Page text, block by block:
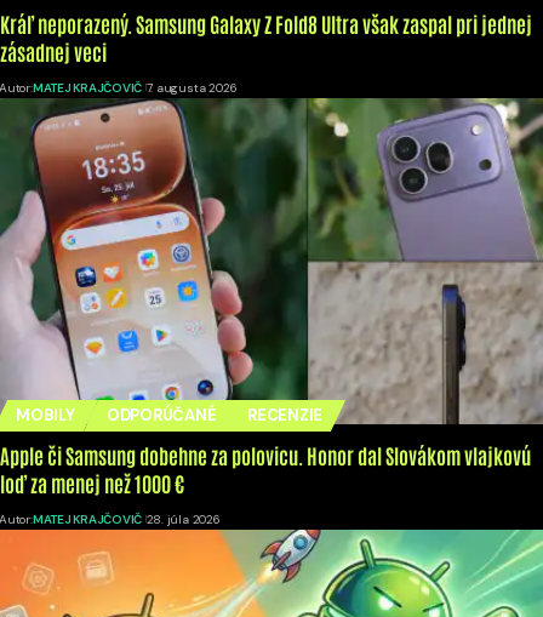
Kráľ neporazený. Samsung Galaxy Z Fold8 Ultra však zaspal pri jednej
zásadnej veci
Autor:MATEJ KRAJČOVIČ 7. augusta 2026
MOBILY ODPORÚČANÉ RECENZIE
Apple či Samsung dobehne za polovicu. Honor dal Slovákom vlajkovú
loď za menej než 1000 €
Autor:MATEJ KRAJČOVIČ 28. júla 2026